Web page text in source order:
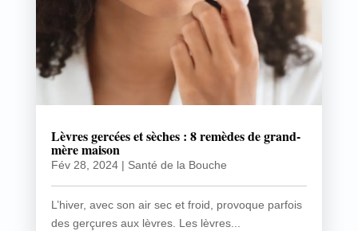
Lèvres gercées et sèches : 8 remèdes de grand-
mère maison
Fév 28, 2024| Santé de la Bouche
L’hiver, avec son air sec et froid, provoque parfois
des gerçures aux lèvres. Les lèvres...